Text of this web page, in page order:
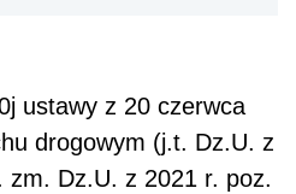
ustawy z 20 czerwca
drogowym (j.t. Dz.U. z
zm. Dz.U. z 2021 r. poz.